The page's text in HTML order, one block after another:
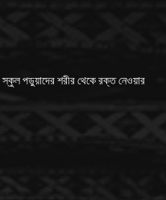
স্কুল পড়ুয়াদের শরীর থেকে রক্ত নেওয়ার